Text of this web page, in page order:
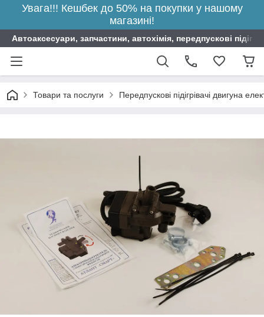
Увага!!! Кешбек до 50% на покупки у нашому
магазині!
Автоаксесуари, запчастини, автохімія, передпускові
Товари та послуги Передпускові підігрівачі двигуна